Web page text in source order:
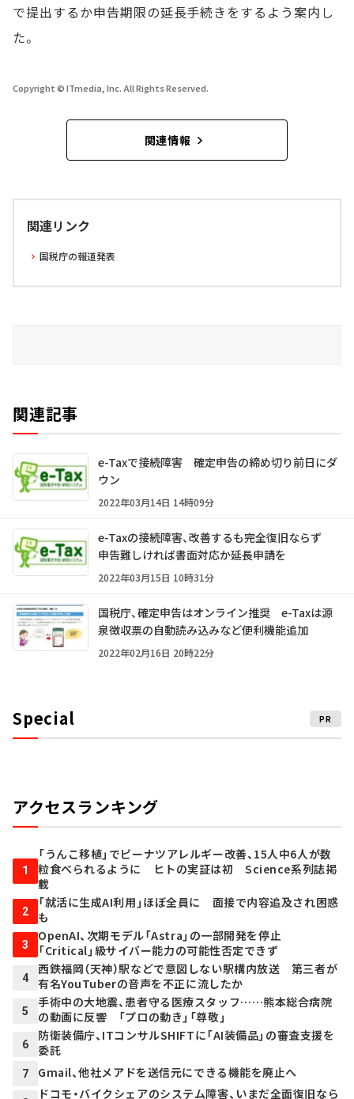
で提出するか申告期限の延長手続きをするよう案内し
た。
Copyright © ITmedia, Inc. All Rights Reserved.
関連情報
関連リンク
国税庁の報道発表
関連記事
e-Taxで接続障害 確定申告の締め切り前日にダ
ウン
2022年03月14日 14時09分
e-Taxの接続障害、改善するも完全復旧ならず
申告難しければ書面対応か延長申請を
2022年03月15日 10時31分
国税庁、確定申告はオンライン推奨 e-Taxは源
泉徴収票の自動読み込みなど便利機能追加
2022年02月16日 20時22分
Special PR
アクセスランキング
1
「うんこ移植」でピーナツアレルギー改善、15人中6人が数
粒食べられるように ヒトの実証は初 Science系列誌掲
載
2
「就活に生成AI利用」ほぼ全員に 面接で内容追及され困惑
も
3
OpenAI、次期モデル「Astra」の一部開発を停止
「Critical」級サイバー能力の可能性否定できず
4
西鉄福岡（天神）駅などで意図しない駅構内放送 第三者が
有名YouTuberの音声を不正に流したか
5
手術中の大地震、患者守る医療スタッフ……熊本総合病院
の動画に反響 「プロの動き」「尊敬」
6
防衛装備庁、ITコンサルSHIFTに「AI装備品」の審査支援を
委託
7 Gmail、他社メアドを送信元にできる機能を廃止へ
ドコモ・バイクシェアのシステム障害、いまだ全面復旧なら